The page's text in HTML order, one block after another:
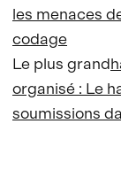
les menaces
codage
Le plus grand
organisé : Le
soumissions